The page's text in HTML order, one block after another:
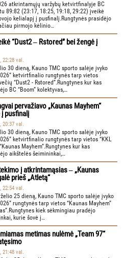
atkrintamųjų varžybų ketvirtfinalyje BC
89:82 (23:17, 18:25, 19:18, 29:22) įveikė
kelialapį į pusfinalį.Rungtynės prasidėjo
pirmojo kėlinio…
“Dust2 ‒ Rstored” bei žengė į
22:28 val.
30 dieną, Kauno TMC sporto salėje įvyko
ketvirtfinalio rungtynės tarp vietos
“Dust2 - Rstored”.Rungtynes kur kas
BC “Boom” kolektyvas,…
pervažiavo „Kaunas Mayhem“
pusfinalį
20:37 val.
30 dieną, Kauno TMC sporto salėje įvyko
ketvirtfinalio rungtynės tarp vietos “KKL
Mayhem”.Rungtynes kur kas
aikštelės šeimininkai,…
į atkrintamąsias ‒ „Kaunas
prieš „Atletą“
22:54 val.
25 dieną, Kauno TMC sporto salėje įvyko
rungtynės tarp vietos “Kaunas Mayhem”
kiek sėkmingiau pradėjo
kurie šovė į…
metimas nulėmė „Team 97“
21:48 val.